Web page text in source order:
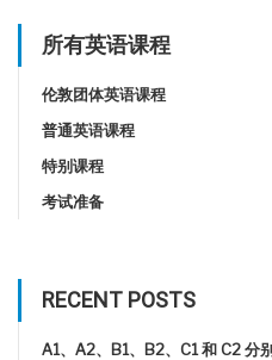
所有英语课程
伦敦团体英语课程
普通英语课程
特别课程
考试准备
RECENT POSTS
A1、A2、B1、B2、C1 和 C2 分